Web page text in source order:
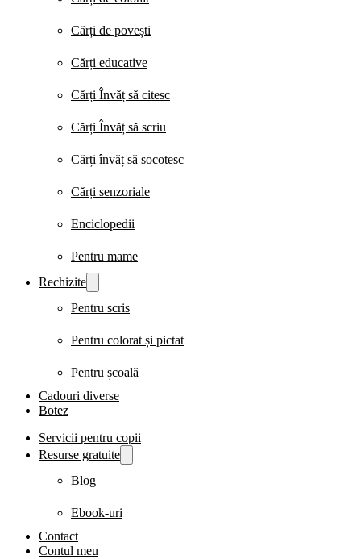
Cărți de povești
Cărți educative
Cărți Învăț să citesc
Cărți Învăț să scriu
Cărți învăț să socotesc
Cărți senzoriale
Enciclopedii
Pentru mame
Rechizite
Pentru scris
Pentru colorat și pictat
Pentru școală
Cadouri diverse
Botez
Servicii pentru copii
Resurse gratuite
Blog
Ebook-uri
Contact
Contul meu